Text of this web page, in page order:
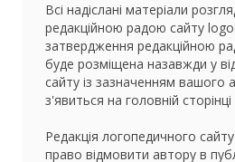
Всі надіслані матеріали
редакційною радою сайту
затвердження редакційною
буде розміщена назавжди у
сайту із зазначенням вашого
з'явиться на головній сторінці
Редакція логопедичного
право відмовити автору в